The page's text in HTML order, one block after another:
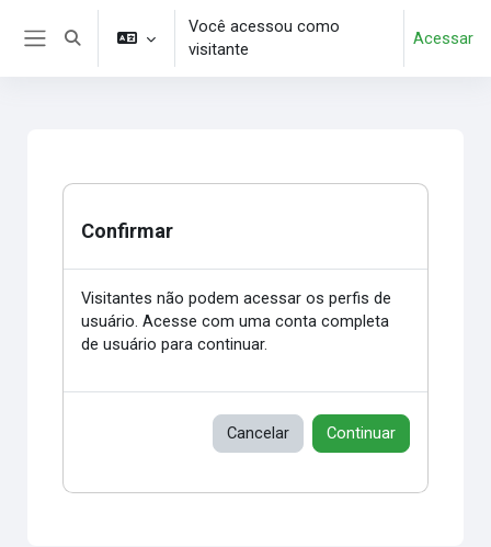
Ir para o conteúdo principal
Alternar entrada de pesquisa
Você acessou como
visitante
Acessar
Confirmar
Visitantes não podem acessar os perfis de
usuário. Acesse com uma conta completa
de usuário para continuar.
Cancelar Continuar